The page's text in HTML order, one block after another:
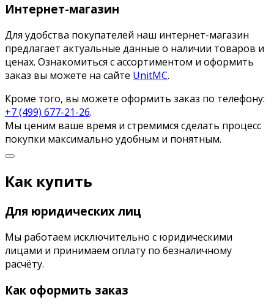
Интернет-магазин
Для удобства покупателей наш интернет-магазин
предлагает актуальные данные о наличии товаров и
ценах. Ознакомиться с ассортиментом и оформить
заказ вы можете на сайте UnitMC.
Кроме того, вы можете оформить заказ по телефону:
+7 (499) 677-21-26.
Мы ценим ваше время и стремимся сделать процесс
покупки максимально удобным и понятным.
Как купить
Для юридических лиц
Мы работаем исключительно с юридическими
лицами и принимаем оплату по безналичному
расчёту.
Как оформить заказ